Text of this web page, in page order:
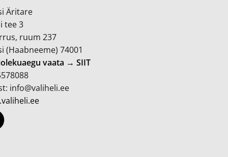
Äritare
tee 3
ruum 237
(Haabneeme) 74001
vaata → SIIT
info@valiheli.ee